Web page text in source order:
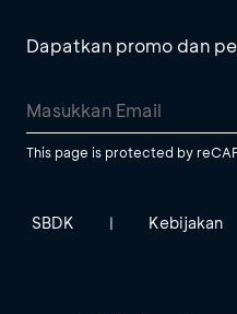
Dapatkan promo dan
This page is protected by
SBDK | Kebijakan